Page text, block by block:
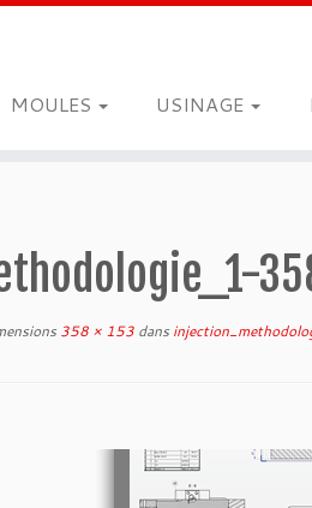
MOULES USINAGE
358 × 153 dans